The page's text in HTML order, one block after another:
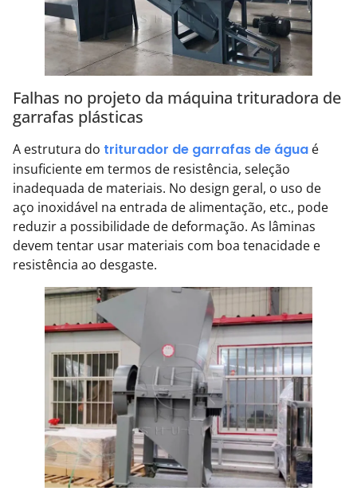
Falhas no projeto da máquina trituradora de
garrafas plásticas
A estrutura do triturador de garrafas de água é
insuficiente em termos de resistência, seleção
inadequada de materiais. No design geral, o uso de
aço inoxidável na entrada de alimentação, etc., pode
reduzir a possibilidade de deformação. As lâminas
devem tentar usar materiais com boa tenacidade e
resistência ao desgaste.